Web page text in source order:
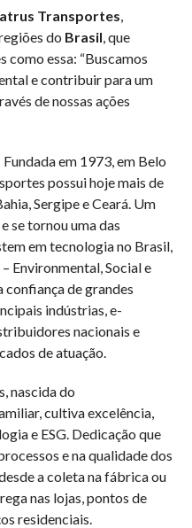
Transportes,
do Brasil, que
como essa: “Buscamos
e contribuir para um
de nossas ações
Fundada em 1973, em Belo
possui hoje mais de
Sergipe e Ceará. Um
se tornou uma das
em tecnologia no Brasil,
Environmental, Social e
confiança de grandes
indústrias, e-
nacionais e
de atuação.
nascida do
cultiva excelência,
e ESG. Dedicação que
e na qualidade dos
a coleta na fábrica ou
nas lojas, pontos de
residenciais.